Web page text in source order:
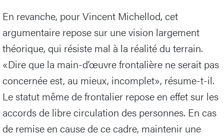
En revanche, pour Vincent Michellod, cet
argumentaire repose sur une vision largement
théorique, qui résiste mal à la réalité du terrain.
«Dire que la main-d’œuvre frontalière ne serait pas
concernée est, au mieux, incomplet», résume-t-il.
Le statut même de frontalier repose en effet sur les
accords de libre circulation des personnes. En cas
de remise en cause de ce cadre, maintenir une